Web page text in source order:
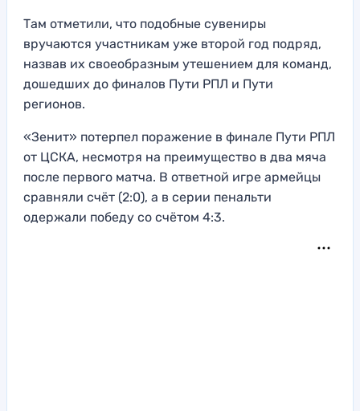
Там отметили, что подобные сувениры
вручаются участникам уже второй год подряд,
назвав их своеобразным утешением для команд,
дошедших до финалов Пути РПЛ и Пути
регионов.
«Зенит» потерпел поражение в финале Пути РПЛ
от ЦСКА, несмотря на преимущество в два мяча
после первого матча. В ответной игре армейцы
сравняли счёт (2:0), а в серии пенальти
одержали победу со счётом 4:3.